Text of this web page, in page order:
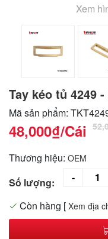
Xem
Tay kéo tủ 4249
Mã sản phẩm:
48,000₫/Cái
Thương hiệu: OEM
Số lượng:
Còn hàng [ Xem địa